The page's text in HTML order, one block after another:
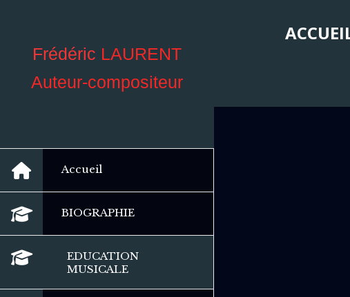
Frédéric LAURENT
Auteur-compositeur
Accueil
BIOGRAPHIE
EDUCATION
MUSICALE